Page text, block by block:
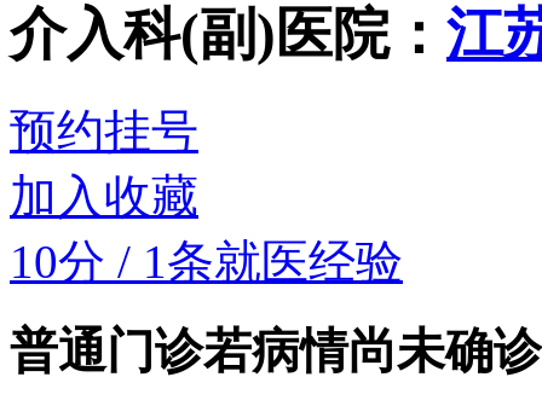
介入科(副)医院： 江
预约挂号
加入收藏
10分 / 1条就医经验
普通门诊若病情尚未确